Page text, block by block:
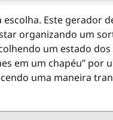
Este gerador
organizando um
um estado
em um chapéu” por
uma maneira